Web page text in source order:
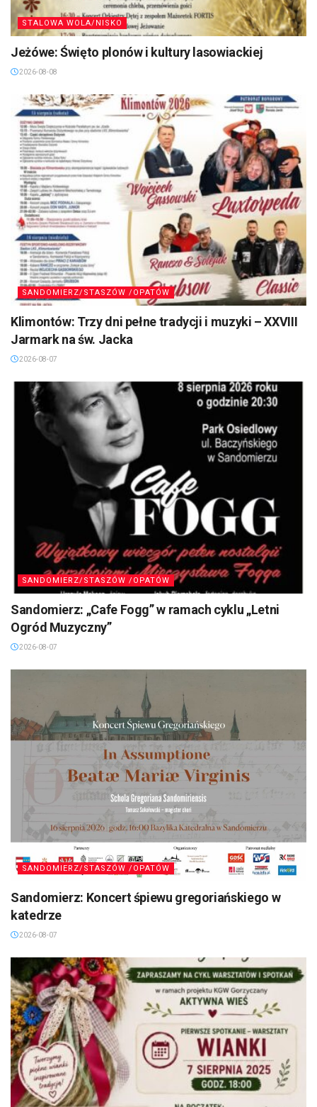
STALOWA WOLA/NISKO
Jeżówe: Święto plonów i kultury lasowiackiej
2026-08-08
SANDOMIERZ/STASZÓW /OPATÓW
Klimontów: Trzy dni pełne tradycji i muzyki – XXVIII
Jarmark na św. Jacka
2026-08-07
SANDOMIERZ/STASZÓW /OPATÓW
Sandomierz: „Cafe Fogg” w ramach cyklu „Letni
Ogród Muzyczny”
2026-08-07
SANDOMIERZ/STASZÓW /OPATÓW
Sandomierz: Koncert śpiewu gregoriańskiego w
katedrze
2026-08-07